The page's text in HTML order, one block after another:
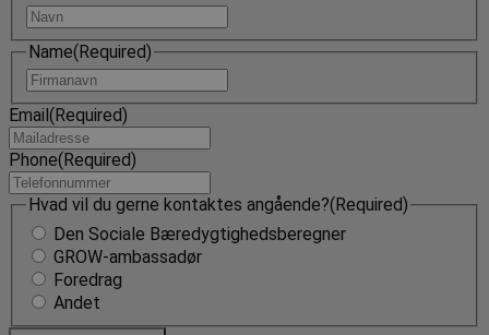
Name(Required)
Email (Required)
Phone(Required)
Hvad vil du gerne kontaktes angående?(Required)
Den Sociale Bæredygtighedsberegner
GROW-ambassadør
Foredrag
Andet